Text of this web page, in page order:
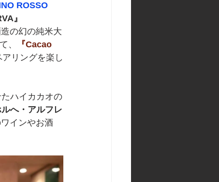
ROSSO
』
の幻の純米大
、
『Cacao
リングを楽し
ハイカカオの
へ・アルフレ
インやお酒